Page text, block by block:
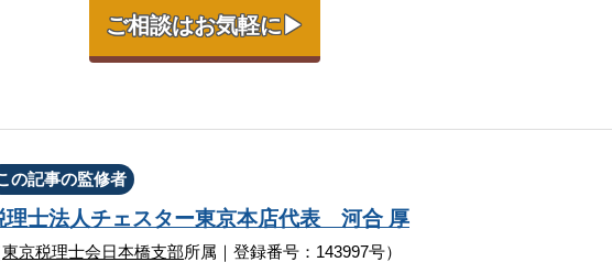
ご相談はお気軽に▶
の記事の監修者
理士法人チェスター東京本店代表 河合 厚
東京税理士会日本橋支部所属｜登録番号：143997号）